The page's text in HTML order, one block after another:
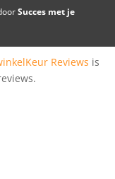
Succes met je
Reviews is